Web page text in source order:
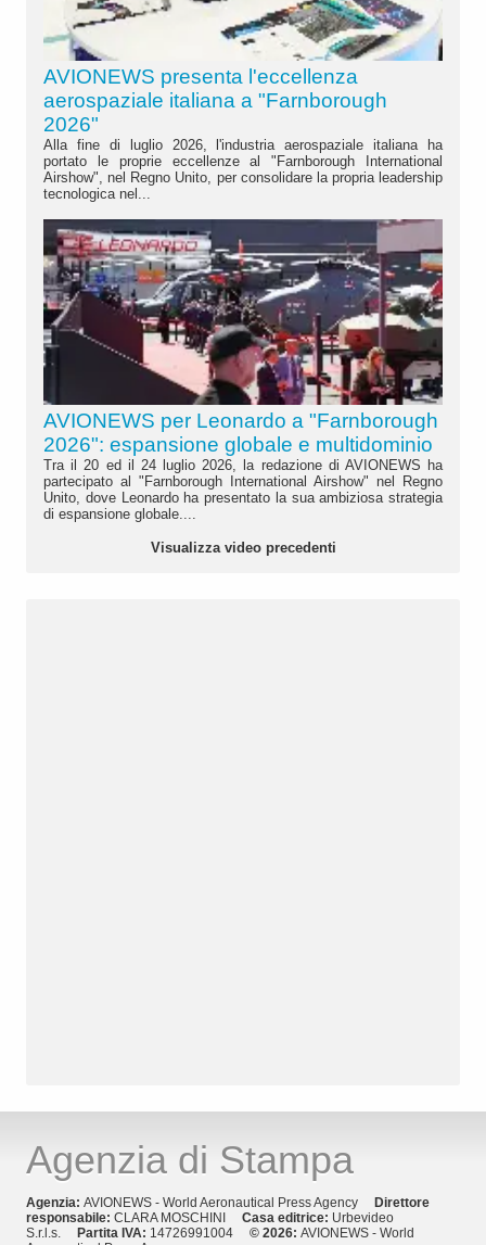
AVIONEWS presenta l'eccellenza
aerospaziale italiana a "Farnborough
2026"
Alla fine di luglio 2026, l'industria aerospaziale italiana ha
portato le proprie eccellenze al "Farnborough International
Airshow", nel Regno Unito, per consolidare la propria leadership
tecnologica nel...
AVIONEWS per Leonardo a "Farnborough
2026": espansione globale e multidominio
Tra il 20 ed il 24 luglio 2026, la redazione di AVIONEWS ha
partecipato al "Farnborough International Airshow" nel Regno
Unito, dove Leonardo ha presentato la sua ambiziosa strategia
di espansione globale....
Visualizza video precedenti
Agenzia di Stampa
Agenzia: AVIONEWS - World Aeronautical Press Agency
Direttore
responsabile: CLARA MOSCHINI Casa editrice: Urbevideo
S.r.l.s.
Partita IVA: 14726991004 © 2026: AVIONEWS - World